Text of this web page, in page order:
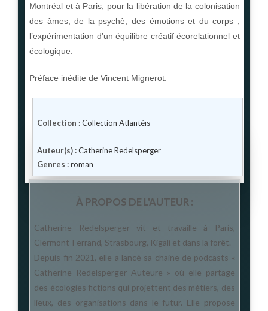
Montréal et à Paris, pour la libération de la colonisation
des âmes, de la psychè, des émotions et du corps ;
l’expérimentation d’un équilibre créatif écorelationnel et
écologique.
Préface inédite de Vincent Mignerot.
Collection : Collection Atlantéïs
Auteur(s) : Catherine Redelsperger
Genres : roman
À PROPOS DE L'AUTEUR :
Catherine Redelsperger vit et travaille à Paris,
Clermont-Ferrand, Strasbourg, Kigali et dans la forêt.
Depuis fin 2021, elle a lancé sa chaine de podcasts «
Catherine Redelsperger Auteure » où elle partage
des écologies fictions qui projettent des métiers, des
lieux, des organisations dans le futur. Elle propose